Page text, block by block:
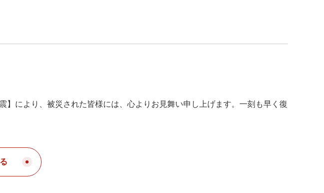
により、被災された皆様には、心よりお見舞い申し上げます。一刻も早く復